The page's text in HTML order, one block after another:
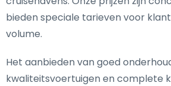
bieden speciale tarieven voor
volume.
Het aanbieden van goed
kwaliteitsvoertuigen en complete